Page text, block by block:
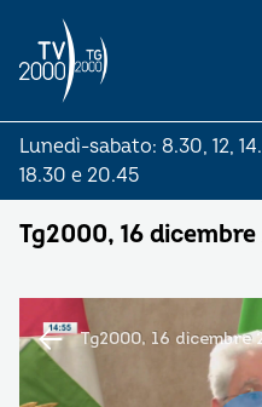
Lunedì-sabato: 8.30, 12,
18.30 e 20.45
Tg2000, 16